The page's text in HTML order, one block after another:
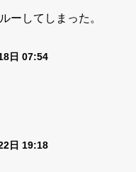
ーしてしまった。
日 07:54
日 19:18